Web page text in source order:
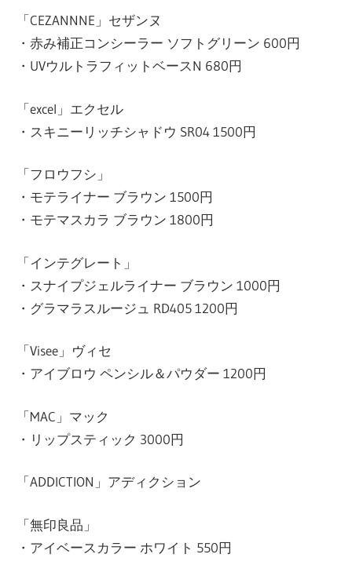
「CEZANNNE」セザンヌ
・赤み補正コンシーラー ソフトグリーン 600円
・UVウルトラフィットベースN 680円
「excel」エクセル
・スキニーリッチシャドウ SR04 1500円
「フロウフシ」
・モテライナー ブラウン 1500円
・モテマスカラ ブラウン 1800円
「インテグレート」
・スナイプジェルライナー ブラウン 1000円
・グラマラスルージュ RD405 1200円
「Visee」ヴィセ
・アイブロウ ペンシル＆パウダー 1200円
「MAC」マック
・リップスティック 3000円
「ADDICTION」アディクション
「無印良品」
・アイベースカラー ホワイト 550円